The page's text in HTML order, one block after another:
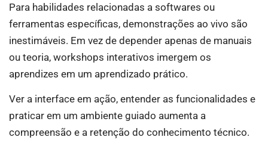
Para habilidades relacionadas a softwares ou
ferramentas específicas, demonstrações ao vivo são
inestimáveis. Em vez de depender apenas de manuais
ou teoria, workshops interativos imergem os
aprendizes em um aprendizado prático.
Ver a interface em ação, entender as funcionalidades e
praticar em um ambiente guiado aumenta a
compreensão e a retenção do conhecimento técnico.